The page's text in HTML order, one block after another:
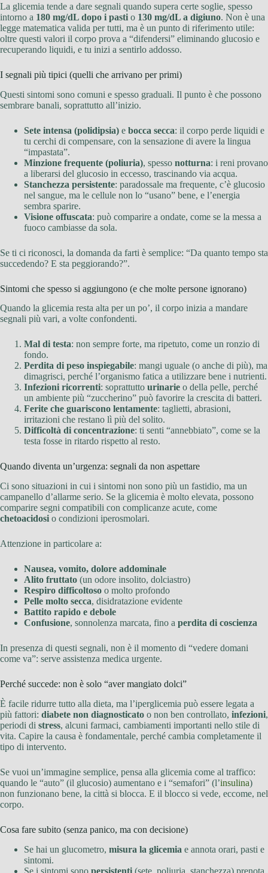
La glicemia tende a dare segnali quando supera certe soglie, spesso
intorno a 180 mg/dL dopo i pasti o 130 mg/dL a digiuno. Non è una
legge matematica valida per tutti, ma è un punto di riferimento utile:
oltre questi valori il corpo prova a “difendersi” eliminando glucosio e
recuperando liquidi, e tu inizi a sentirlo addosso.
I segnali più tipici (quelli che arrivano per primi)
Questi sintomi sono comuni e spesso graduali. Il punto è che possono
sembrare banali, soprattutto all’inizio.
Sete intensa (polidipsia) e bocca secca: il corpo perde liquidi e
tu cerchi di compensare, con la sensazione di avere la lingua
“impastata”.
Minzione frequente (poliuria), spesso notturna: i reni provano
a liberarsi del glucosio in eccesso, trascinando via acqua.
Stanchezza persistente: paradossale ma frequente, c’è glucosio
nel sangue, ma le cellule non lo “usano” bene, e l’energia
sembra sparire.
Visione offuscata: può comparire a ondate, come se la messa a
fuoco cambiasse da sola.
Se ti ci riconosci, la domanda da farti è semplice: “Da quanto tempo sta
succedendo? E sta peggiorando?”.
Sintomi che spesso si aggiungono (e che molte persone ignorano)
Quando la glicemia resta alta per un po’, il corpo inizia a mandare
segnali più vari, a volte confondenti.
Mal di testa: non sempre forte, ma ripetuto, come un ronzio di
fondo.
Perdita di peso inspiegabile: mangi uguale (o anche di più), ma
dimagrisci, perché l’organismo fatica a utilizzare bene i nutrienti.
Infezioni ricorrenti: soprattutto urinarie o della pelle, perché
un ambiente più “zuccherino” può favorire la crescita di batteri.
Ferite che guariscono lentamente: taglietti, abrasioni,
irritazioni che restano lì più del solito.
Difficoltà di concentrazione: ti senti “annebbiato”, come se la
testa fosse in ritardo rispetto al resto.
Quando diventa un’urgenza: segnali da non aspettare
Ci sono situazioni in cui i sintomi non sono più un fastidio, ma un
campanello d’allarme serio. Se la glicemia è molto elevata, possono
comparire segni compatibili con complicanze acute, come
chetoacidosi o condizioni iperosmolari.
Attenzione in particolare a:
Nausea, vomito, dolore addominale
Alito fruttato (un odore insolito, dolciastro)
Respiro difficoltoso o molto profondo
Pelle molto secca, disidratazione evidente
Battito rapido e debole
Confusione, sonnolenza marcata, fino a perdita di coscienza
In presenza di questi segnali, non è il momento di “vedere domani
come va”: serve assistenza medica urgente.
Perché succede: non è solo “aver mangiato dolci”
È facile ridurre tutto alla dieta, ma l’iperglicemia può essere legata a
più fattori: diabete non diagnosticato o non ben controllato, infezioni,
periodi di stress, alcuni farmaci, cambiamenti importanti nello stile di
vita. Capire la causa è fondamentale, perché cambia completamente il
tipo di intervento.
Se vuoi un’immagine semplice, pensa alla glicemia come al traffico:
quando le “auto” (il glucosio) aumentano e i “semafori” (l’insulina)
non funzionano bene, la città si blocca. E il blocco si vede, eccome, nel
corpo.
Cosa fare subito (senza panico, ma con decisione)
Se hai un glucometro, misura la glicemia e annota orari, pasti e
sintomi.
Se i sintomi sono persistenti (sete, poliuria, stanchezza) prenota